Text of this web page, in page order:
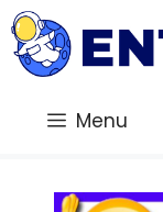
Saltar
al
contenido
Menu